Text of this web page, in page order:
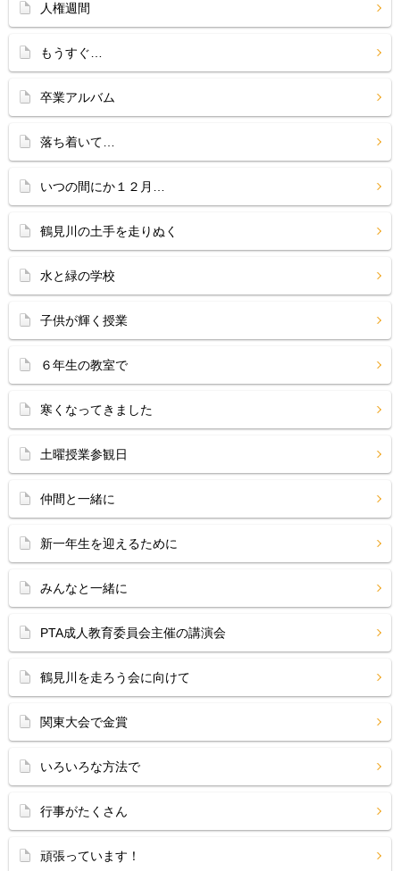
人権週間
もうすぐ…
卒業アルバム
落ち着いて…
いつの間にか１２月…
鶴見川の土手を走りぬく
水と緑の学校
子供が輝く授業
６年生の教室で
寒くなってきました
土曜授業参観日
仲間と一緒に
新一年生を迎えるために
みんなと一緒に
PTA成人教育委員会主催の講演会
鶴見川を走ろう会に向けて
関東大会で金賞
いろいろな方法で
行事がたくさん
頑張っています！